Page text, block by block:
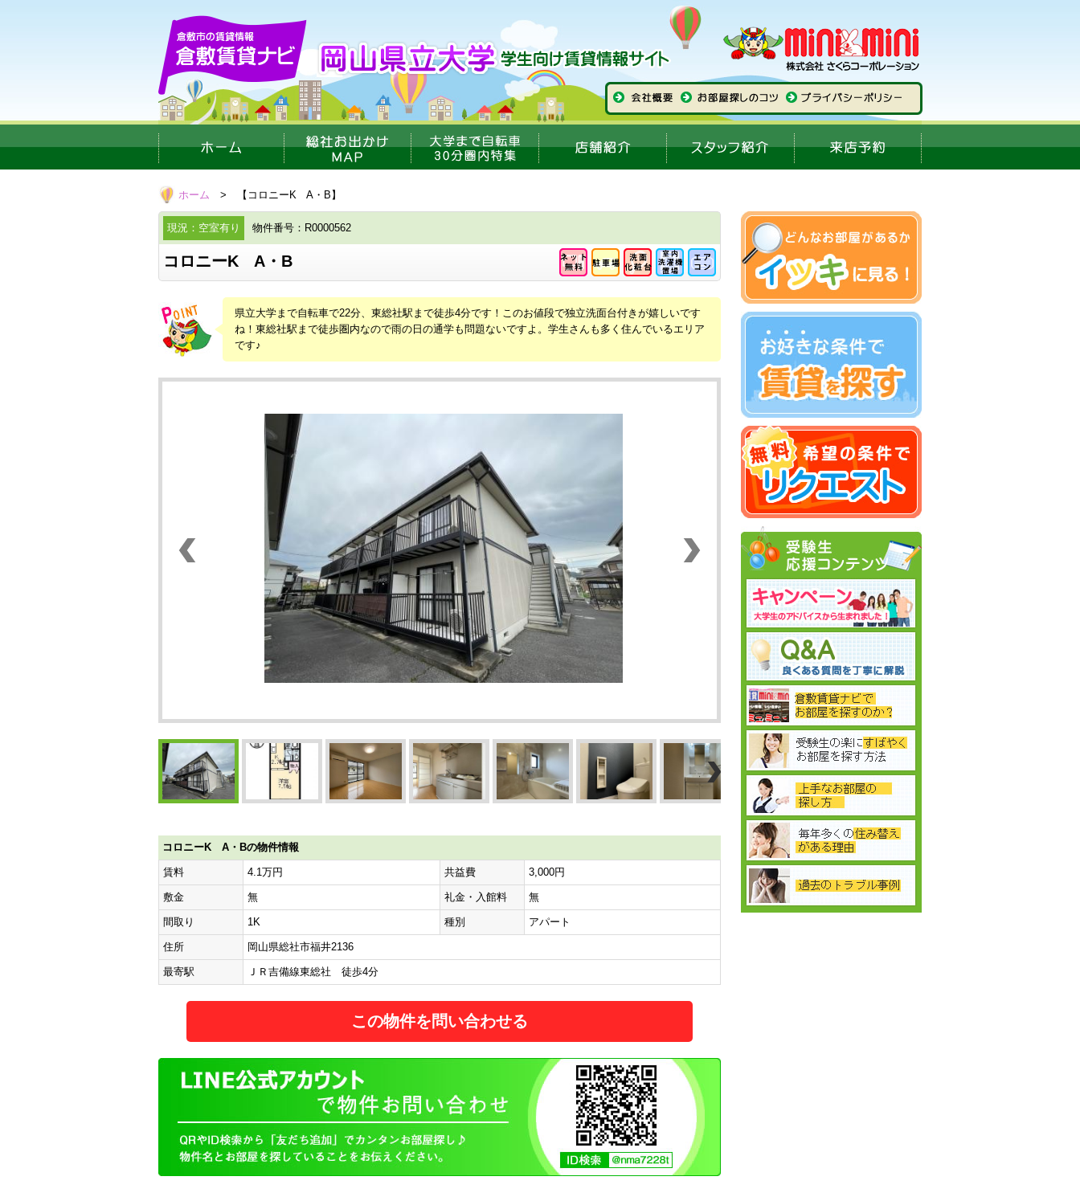
ホーム > 【コロニーK A・B】
現況：空室有り 物件番号：R0000562
コロニーK A・B
県立大学まで自転車で22分、東総社駅まで徒歩4分です！このお値段で独立洗面台付きが嬉しいです
ね！東総社駅まで徒歩圏内なので雨の日の通学も問題ないですよ。学生さんも多く住んでいるエリア
です♪
コロニーK A・Bの物件情報
賃料 4.1万円 共益費 3,000円
敷金 無 礼金・入館料 無
間取り 1K 種別 アパート
住所 岡山県総社市福井2136
最寄駅 ＪＲ吉備線東総社 徒歩4分
この物件を問い合わせる